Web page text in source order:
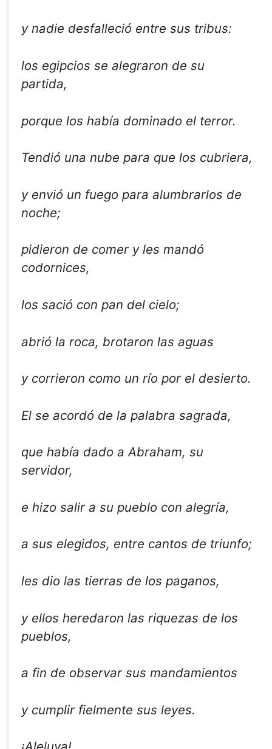
y nadie desfalleció entre sus tribus:
los egipcios se alegraron de su
partida,
porque los había dominado el terror.
Tendió una nube para que los cubriera,
y envió un fuego para alumbrarlos de
noche;
pidieron de comer y les mandó
codornices,
los sació con pan del cielo;
abrió la roca, brotaron las aguas
y corrieron como un río por el desierto.
El se acordó de la palabra sagrada,
que había dado a Abraham, su
servidor,
e hizo salir a su pueblo con alegría,
a sus elegidos, entre cantos de triunfo;
les dio las tierras de los paganos,
y ellos heredaron las riquezas de los
pueblos,
a fin de observar sus mandamientos
y cumplir fielmente sus leyes.